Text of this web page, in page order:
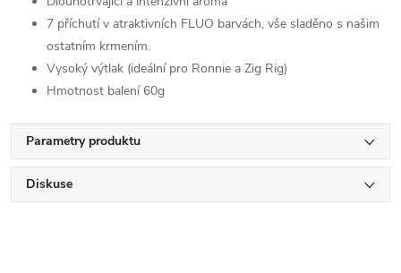
7 příchutí v atraktivních FLUO barvách, vše sladěno s našim
ostatním krmením.
Vysoký výtlak (ideální pro Ronnie a Zig Rig)
Hmotnost balení 60g
Parametry produktu
Diskuse